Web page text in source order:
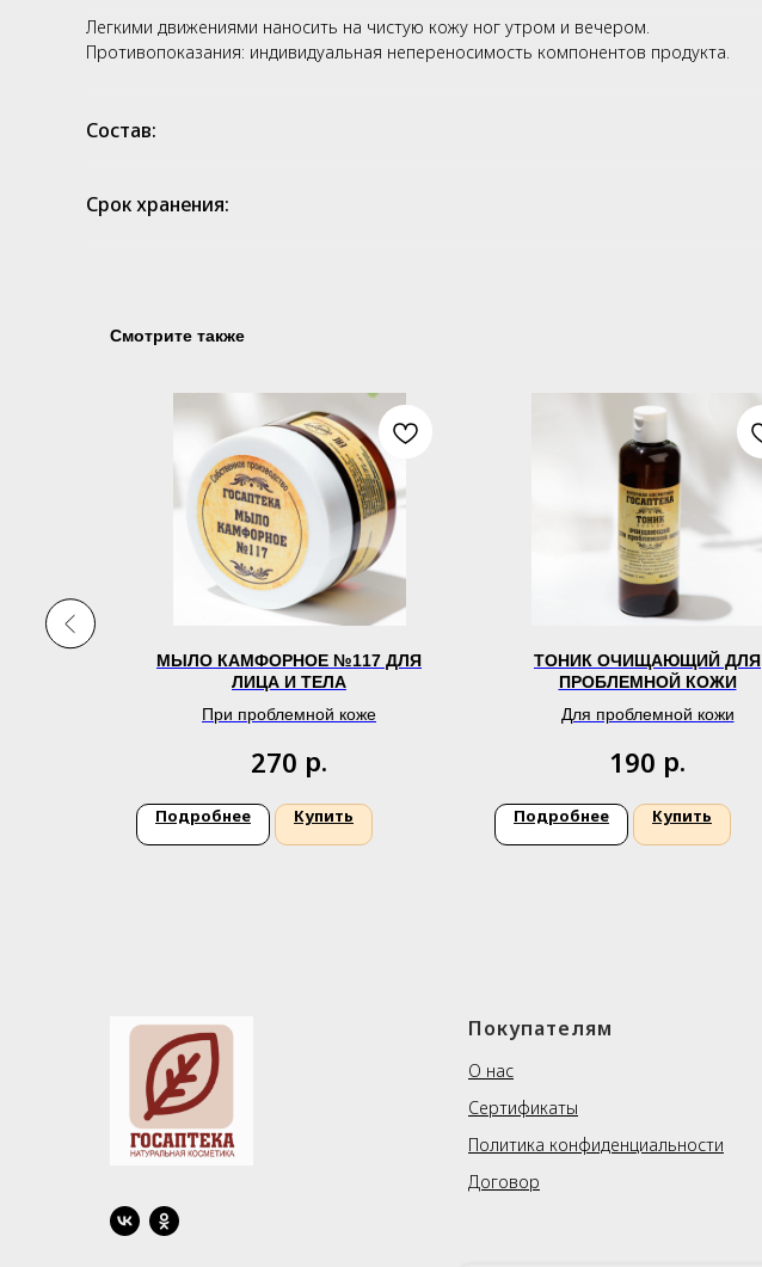
Легкими движениями наносить на чистую кожу ног утром и вечером.
Противопоказания: индивидуальная непереносимость компонентов продукта.
Состав:
Срок хранения:
Смотрите также
МЫЛО КАМФОРНОЕ №117 ДЛЯ
ЛИЦА И ТЕЛА
При проблемной коже
270 р.
Подробнее Купить
ТОНИК ОЧИЩАЮЩИЙ ДЛЯ
ПРОБЛЕМНОЙ КОЖИ
Для проблемной кожи
190 р.
Подробнее Купить
Покупателям
О нас
Сертификаты
Политика конфиденциальности
Договор